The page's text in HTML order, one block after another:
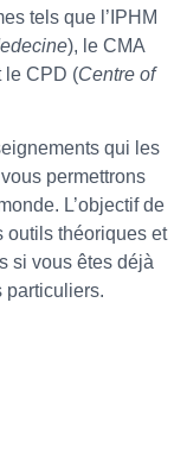
tels que l’IPHM
), le CMA
le CPD (Centre of
qui les
permettrons
L’objectif de
outils théoriques et
si vous êtes déjà
particuliers.